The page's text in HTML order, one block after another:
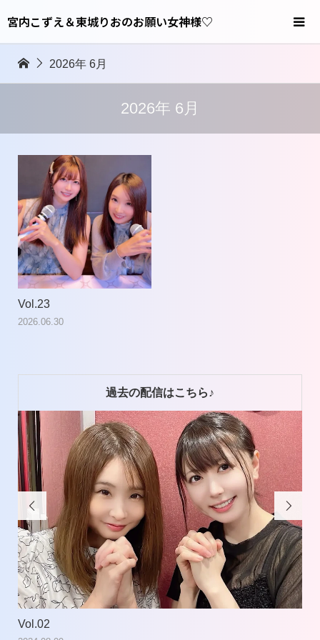
宮内こずえ＆東城りおのお願い女神様♡
2026年 6月
2026年 6月
Vol.23
2026.06.30
過去の配信はこちら♪

Vol.02
